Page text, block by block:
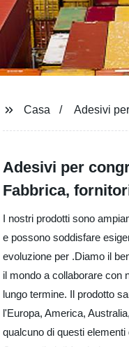
Casa Adesivi
Adesivi per
Fabbrica,
I nostri prodotti sono
e possono soddisfare
evoluzione per .Diamo il
il mondo a collaborare con
lungo termine. Il prodotto
l'Europa, America,
qualcuno di questi